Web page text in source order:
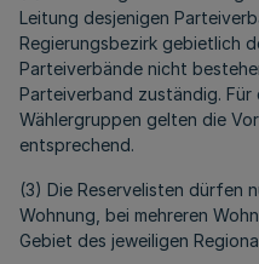
Leitung desjenigen
Regierungsbezirk gebietlich
Parteiverbände nicht
Parteiverband zuständig. Für
Wählergruppen gelten die
entsprechend.
(3) Die Reservelisten dürfen
Wohnung, bei mehreren
Gebiet des jeweiligen